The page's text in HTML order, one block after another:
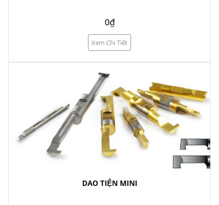
0₫
Xem Chi Tiết
DAO TIỆN MINI